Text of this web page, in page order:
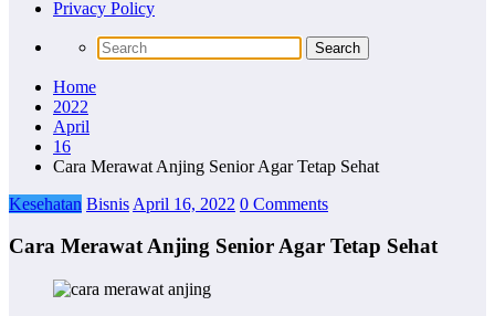
Privacy Policy
Home
2022
April
16
Cara Merawat Anjing Senior Agar Tetap Sehat
Kesehatan Bisnis April 16, 2022 0 Comments
Cara Merawat Anjing Senior Agar Tetap Sehat